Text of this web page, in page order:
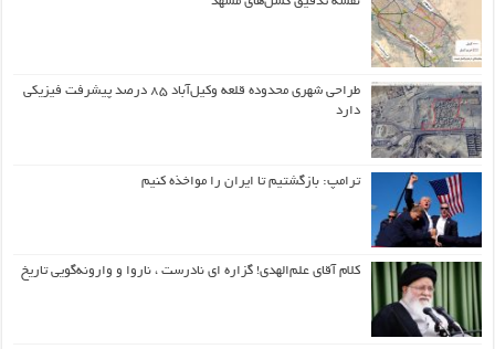
طراحی شهری محدوده قلعه وکیل‌آباد ۸۵ درصد پیشرفت فیزیکی
دارد
ترامپ: بازگشتیم تا ایران را مواخذه کنیم
کلام آقای علم‌الهدی! گزاره ای نادرست ، ناروا و وارونه‌گویی تاریخ